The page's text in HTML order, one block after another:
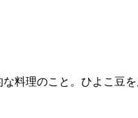
な料理のこと。ひよこ豆